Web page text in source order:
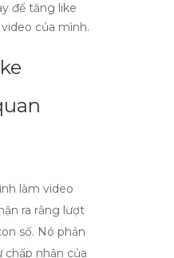
để tăng like
của mình.
làm video
ra rằng lượt
số. Nó phản
chấp nhận của